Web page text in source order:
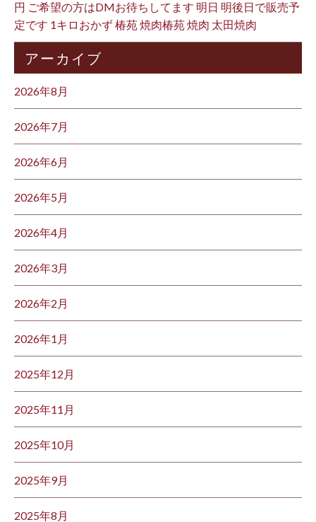
円 ご希望の方はDMお待ちしてます 明日 明後日で販売予
定です 1キロおかず 椿苑 焼肉椿苑 焼肉 太田焼肉
アーカイブ
2026年8月
2026年7月
2026年6月
2026年5月
2026年4月
2026年3月
2026年2月
2026年1月
2025年12月
2025年11月
2025年10月
2025年9月
2025年8月